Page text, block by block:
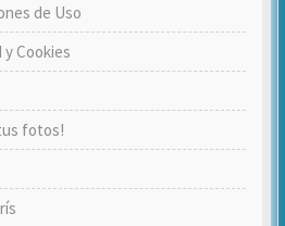
de Uso
y Cookies
fotos!